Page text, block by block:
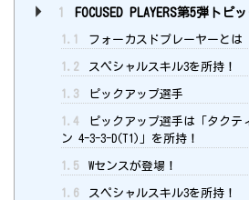
1 FOCUSED PLAYERS第5弾トピ
1.1 フォーカスドプレーヤーとは
1.2 スペシャルスキル3を所持！
1.3 ピックアップ選手
1.4
ピックアップ選手は「タクテ
ン 4-3-3-D(T1)」を所持！
1.5 Wセンスが登場！
1.6 スペシャルスキル3を所持！